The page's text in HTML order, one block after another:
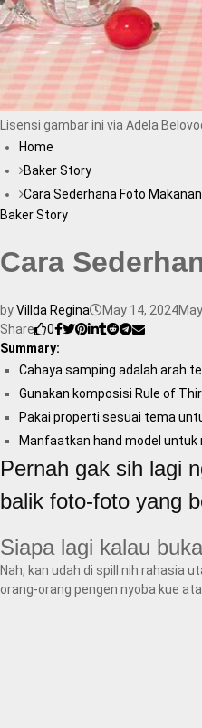
Lisensi gambar ini via Adela
Home
Baker Story
Cara Sederhana Foto
Baker Story
Cara
byVillda Regina May 14, 2024
Share
0
Summary:
Cahaya samping adalah arah
Gunakan komposisi Rule of
Pakai properti sesuai tema
Manfaatkan hand model
Pernah gak sih lagi
balik foto-foto yang
Siapa lagi kalau
Nah, kan udah di spill nih rahasia
orang-orang pengen nyoba kue